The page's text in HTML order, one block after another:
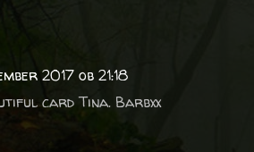
2017 ob 21:18
card Tina. Barbxx